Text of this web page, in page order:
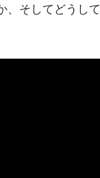
、そしてどうして